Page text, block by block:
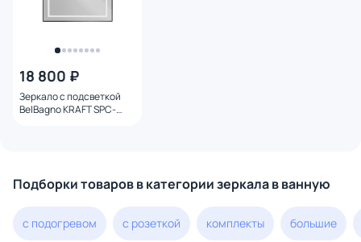
18 800 ₽
Зеркало с подсветкой
BelBagno KRAFT SPC-
Подборки товаров в категории зеркала в ванную
с подогревом с розеткой комплекты большие